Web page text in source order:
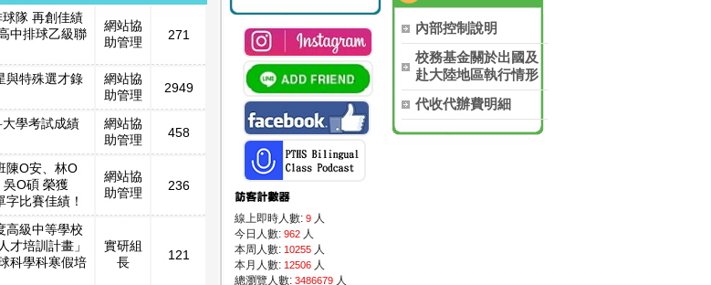
隊 再創佳績
中排球乙級聯
網站協
助管理
271
與特殊選才錄
網站協
助管理
2949
學考試成績
網站協
助管理
458
陳O安、林O
O碩 榮獲
比賽佳績！
網站協
助管理
236
高級中等學校
才培訓計畫」
科學科寒假培
實研組
長
121
線上即時人數: 9 人
今日人數: 962 人
本周人數: 10255 人
本月人數: 12506 人
總瀏覽人數: 3486679 人
內部控制說明
校務基金關於出國及
赴大陸地區執行情形
代收代辦費明細